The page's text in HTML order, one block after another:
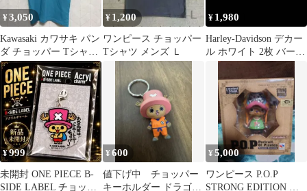
¥3,050
Kawasaki カワサキ パン
ダ チョッパー Tシャツ
S ターコイズ バイク
¥ 1,200
ワンピース チョッパー
Tシャツ メンズ Ｌ
¥ 1,980
Harley-Davidson デカー
ル ホワイト 2枚 バーア
ンドシールド
¥999
未開封 ONE PIECE B-
SIDE LABEL チョッパ
¥600
値下げ中 チョッパー
キーホルダー ドラゴン
¥5,000
ワンピース P.O.P
STRONG EDITION チ